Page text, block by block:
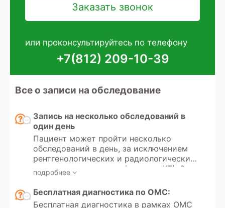
или проконсультируйтесь по телефону
+7(812) 209-10-39
Все о записи на обследование
Запись на несколько обследований в
один день
Пациент может пройти несколько
обследований в день, за исключением
рентгенологических и радиологических
методов диагностики (рентген, КТ). Эти
исследования используют
ионизирующее излучение, и существует
ограничение по дозе разрешенного
подробнее
Бесплатная диагностика по ОМС:
Бесплатная диагностика в рамках ОМС